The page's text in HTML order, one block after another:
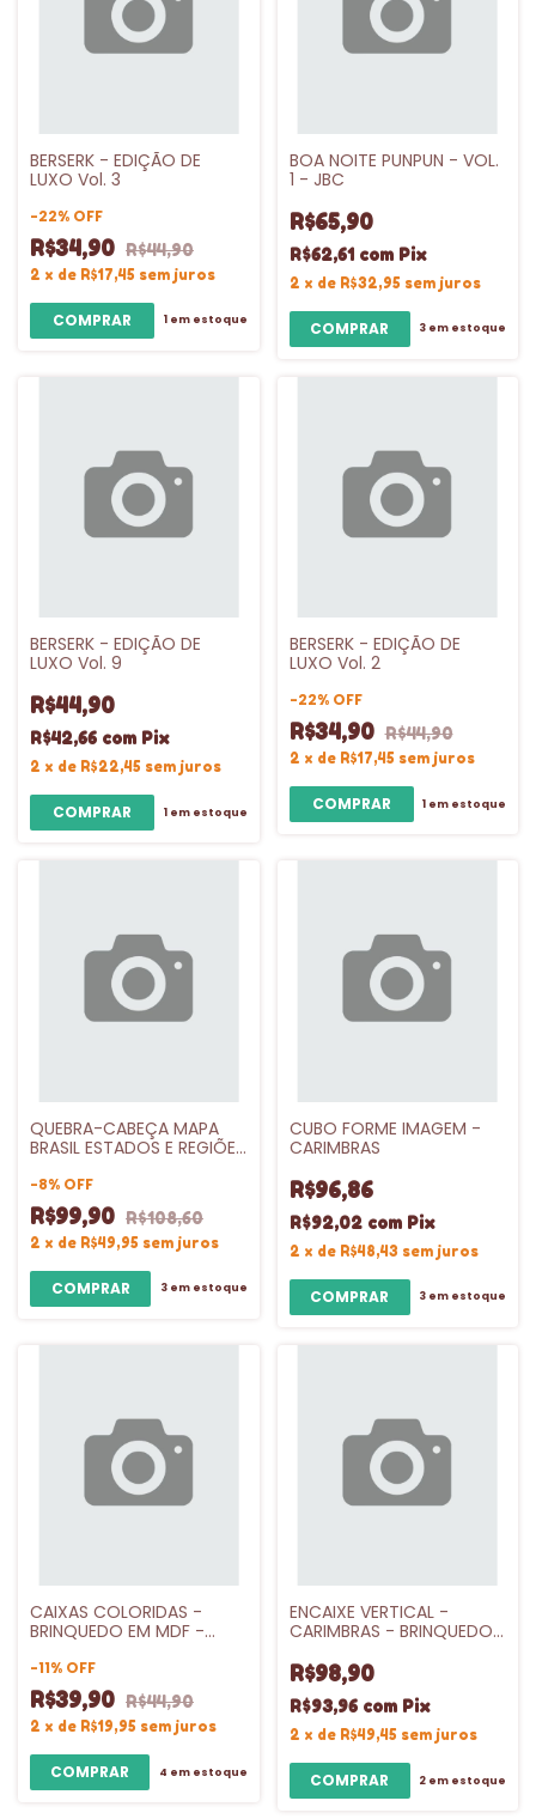
BERSERK - EDIÇÃO DE
LUXO Vol. 3
-22% OFF
R$34,90 R$44,90
2 x de R$17,45 sem juros
1 em estoque
BOA NOITE PUNPUN - VOL.
1 - JBC
R$65,90
R$62,61 com Pix
2 x de R$32,95 sem juros
3 em estoque
BERSERK - EDIÇÃO DE
LUXO Vol. 9
R$44,90
R$42,66 com Pix
2 x de R$22,45 sem juros
1em estoque
BERSERK - EDIÇÃO DE
LUXO Vol. 2
-22% OFF
R$34,90 R$44,90
2 x de R$17,45 sem juros
1 em estoque
QUEBRA-CABEÇA MAPA
BRASIL ESTADOS E REGIÕES
-8% OFF
R$99,90 R$108,60
2 x de R$49,95 sem juros
3em estoque
CUBO FORME IMAGEM -
CARIMBRAS
R$96,86
R$92,02 com Pix
2 x de R$48,43 sem juros
3 em estoque
CAIXAS COLORIDAS -
BRINQUEDO EM MDF -
-11% OFF
R$39,90 R$44,90
2 x de R$19,95 sem juros
4 em estoque
ENCAIXE VERTICAL -
CARIMBRAS - BRINQUEDO
R$98,90
R$93,96 com Pix
2 x de R$49,45 sem juros
2 em estoque